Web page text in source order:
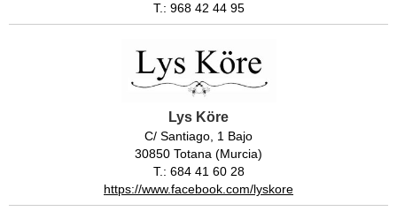
T.: 968 42 44 95
Lys Köre
C/ Santiago, 1 Bajo
30850 Totana (Murcia)
T.: 684 41 60 28
https://www.facebook.com/lyskore